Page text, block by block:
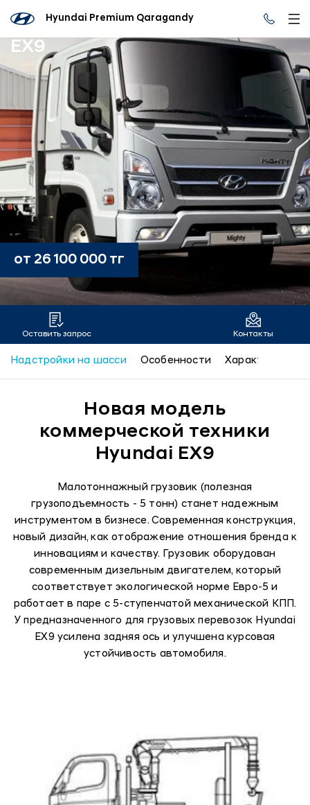
Hyundai Premium Qaragandy
EX9
от 26 100 000 тг
Оставить запрос Контакты
Надстройки на шасси Особенности
Новая модель
коммерческой техники
Hyundai EX9
Малотоннажный грузовик (полезная
грузоподъемность - 5 тонн) станет надежным
инструментом в бизнесе. Современная конструкция,
новый дизайн, как отображение отношения бренда к
инновациям и качеству. Грузовик оборудован
современным дизельным двигателем, который
соответствует экологической норме Евро-5 и
работает в паре с 5-ступенчатой механической КПП.
У предназначенного для грузовых перевозок Hyundai
EX9 усилена задняя ось и улучшена курсовая
устойчивость автомобиля.